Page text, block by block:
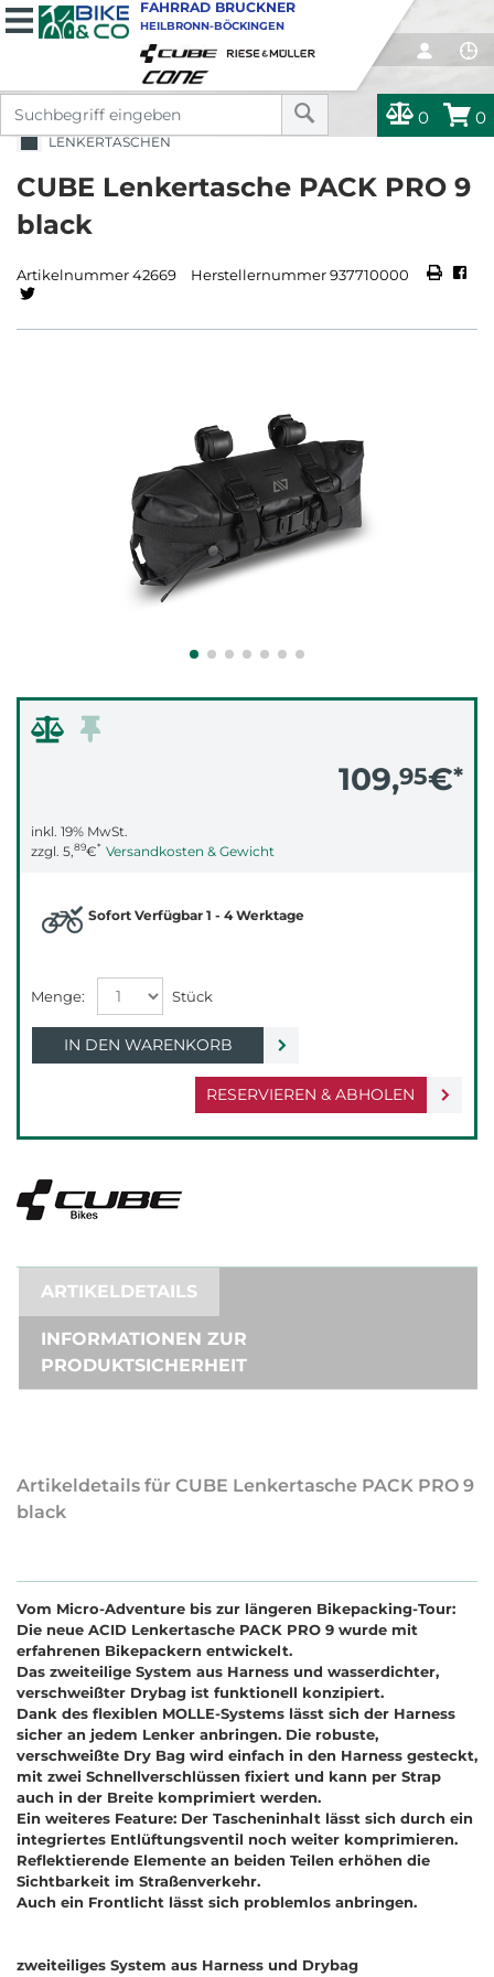
0 0
FAHRRAD BRUCKNER
HEILBRONN-BÖCKINGEN
LENKERTASCHEN
CUBE Lenkertasche PACK PRO 9
black
Artikelnummer 42669 Herstellernummer 937710000
109,95€*
inkl. 19% MwSt.
zzgl. 5,89€* Versandkosten & Gewicht
RESERVIEREN & ABHOLEN
Sofort Verfügbar 1 - 4 Werktage
IN DEN WARENKORB
ARTIKELDETAILS
INFORMATIONEN ZUR
PRODUKTSICHERHEIT
Artikeldetails für CUBE Lenkertasche PACK PRO 9
black
Vom Micro-Adventure bis zur längeren Bikepacking-Tour:
Die neue ACID Lenkertasche PACK PRO 9 wurde mit
erfahrenen Bikepackern entwickelt.
Das zweiteilige System aus Harness und wasserdichter,
verschweißter Drybag ist funktionell konzipiert.
Dank des flexiblen MOLLE-Systems lässt sich der Harness
sicher an jedem Lenker anbringen. Die robuste,
verschweißte Dry Bag wird einfach in den Harness gesteckt,
mit zwei Schnellverschlüssen fixiert und kann per Strap
auch in der Breite komprimiert werden.
Ein weiteres Feature: Der Tascheninhalt lässt sich durch ein
integriertes Entlüftungsventil noch weiter komprimieren.
Reflektierende Elemente an beiden Teilen erhöhen die
Sichtbarkeit im Straßenverkehr.
Auch ein Frontlicht lässt sich problemlos anbringen.
zweiteiliges System aus Harness und Drybag